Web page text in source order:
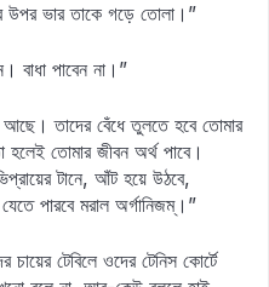
উপর ভার তাকে গড়ে তোলা।”
বাধা পাবেন না।”
আছে। তাদের বেঁধে তুলতে হবে তোমার
হলেই তোমার জীবন অর্থ পাবে।
টানে, আঁট হয়ে উঠবে,
পারবে মরাল অর্গানিজম্‌।”
টেবিলে ওদের টেনিস কোর্টে